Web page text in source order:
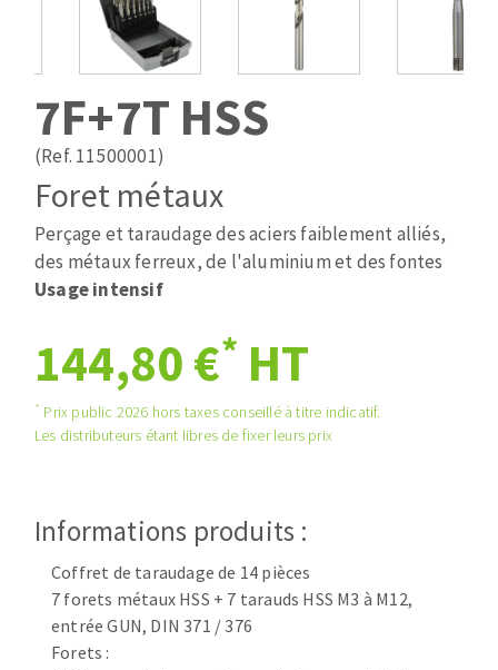
Pose des joints
Nettoyage
Mèches
Fraises carbure
Fers et plaquettes
Lames de scie à ruban
ABRASIFS APPLIQUÉS
Disques auto-agrippant
Patins
Bandes abrasives
Disques fibre et papier
Feuilles 230 x 280 mm
Cales à poncer et patins
Eponges abrasive
DISQUES ABRASIFS
Disques abrasifs agglomérés
TRAITEMENT DE SURFACE
Disques fibre
Meules sur tige
Brosses
Meules de tourets
NETTOYAGE
Aspirateurs
7F+7T HSS
(Ref. 11500001)
Foret métaux
Perçage et taraudage des aciers faiblement alliés,
des métaux ferreux, de l'aluminium et des fontes
Usage intensif
144,80 €* HT
* Prix public 2026 hors taxes conseillé à titre indicatif.
Les distributeurs étant libres de fixer leurs prix
Informations produits :
Coffret de taraudage de 14 pièces
7 forets métaux HSS + 7 tarauds HSS M3 à M12,
entrée GUN, DIN 371 / 376
Forets :